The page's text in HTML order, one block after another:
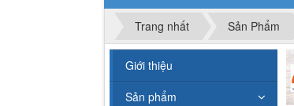
Trang nhất Sản Phẩm
Giới thiệu
Sản phẩm